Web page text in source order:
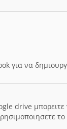
για να
drive